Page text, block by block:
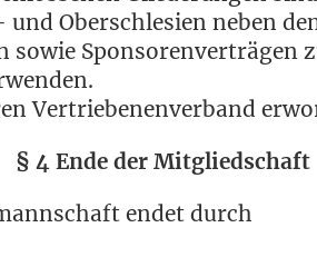
Ober­schle­si­en neben
Spon­so­ren­ver­trä­gen
Ver­trie­be­nen­ver­band
§ 4 Ende der Mitgliedschaft
endet durch